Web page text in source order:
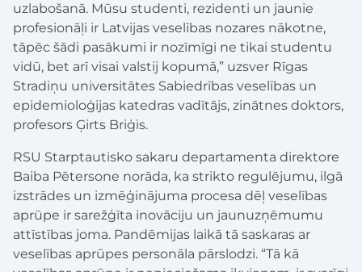
uzlabošanā. Mūsu studenti, rezidenti un jaunie
profesionāļi ir Latvijas veselības nozares nākotne,
tāpēc šādi pasākumi ir nozīmīgi ne tikai studentu
vidū, bet arī visai valstij kopumā,” uzsver Rīgas
Stradiņu universitātes Sabiedrības veselības un
epidemioloģijas katedras vadītājs, zinātnes doktors,
profesors Ģirts Briģis.
RSU Starptautisko sakaru departamenta direktore
Baiba Pētersone norāda, ka strikto regulējumu, ilgā
izstrādes un izmēģinājuma procesa dēļ veselības
aprūpe ir sarežģīta inovāciju un jaunuzņēmumu
attīstības joma. Pandēmijas laikā tā saskaras ar
veselības aprūpes personāla pārslodzi. “Tā kā